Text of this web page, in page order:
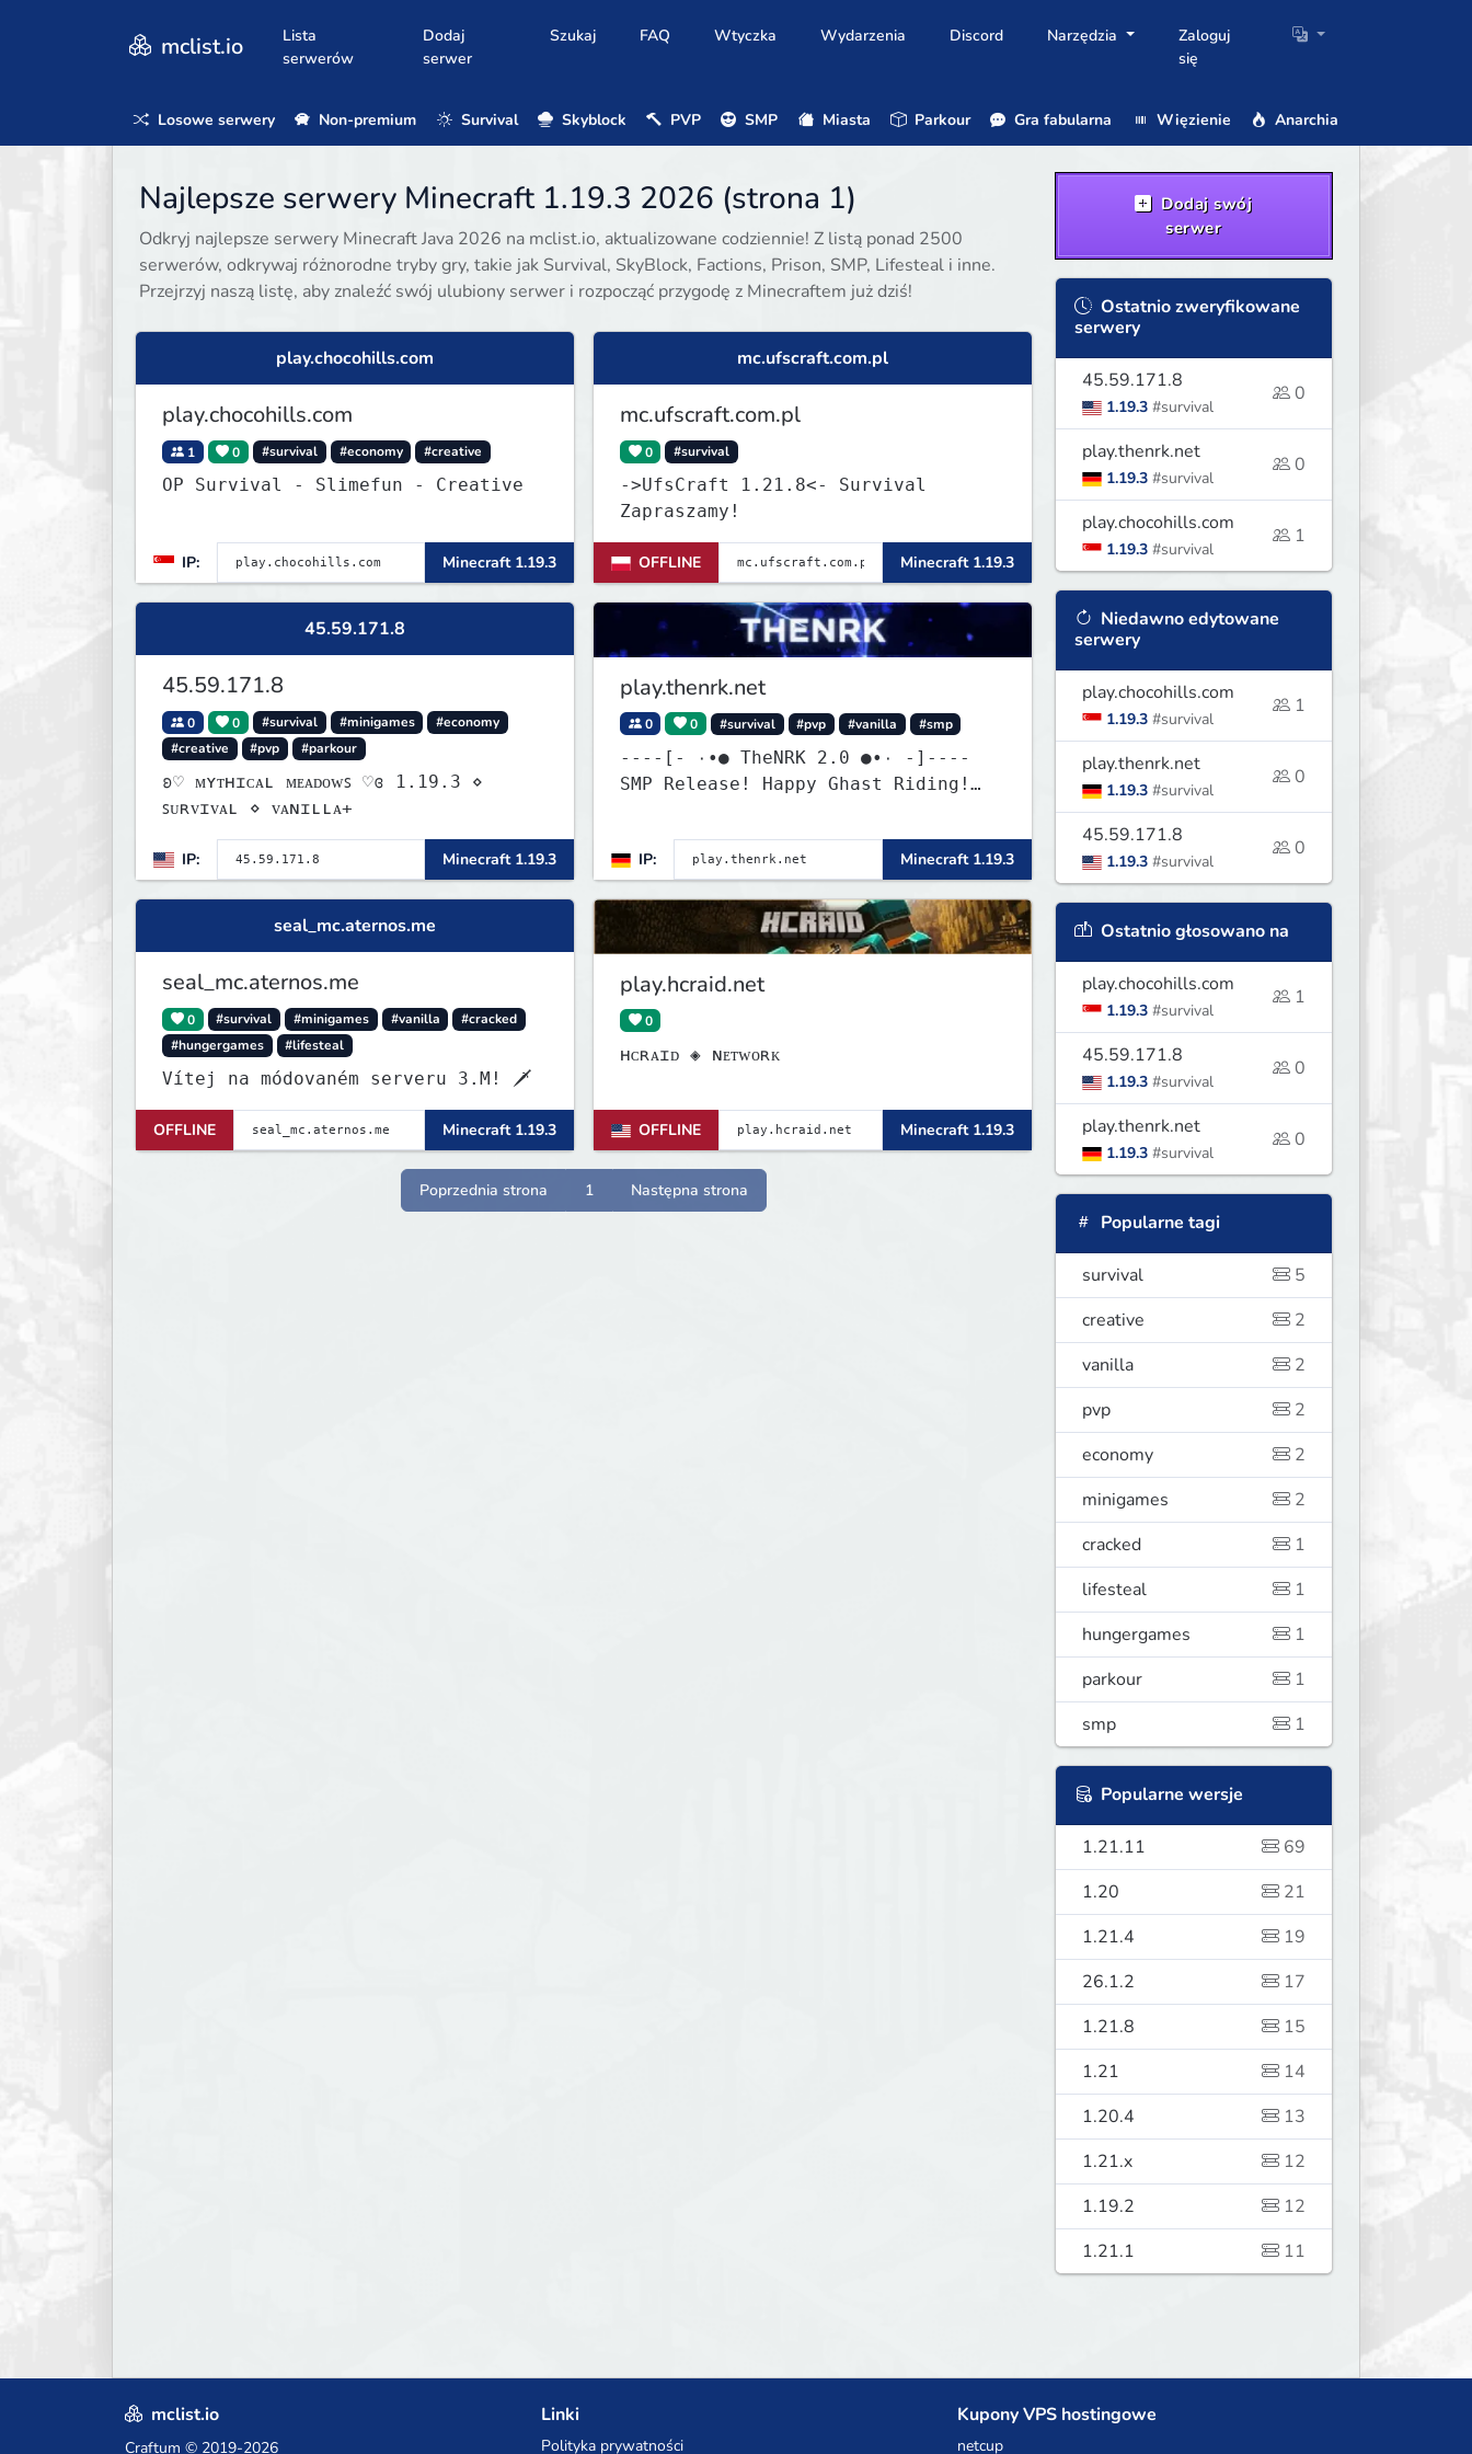
mclist.io
Lista
serwerów
Dodaj
serwer
Szukaj FAQ Wtyczka Wydarzenia Discord Narzędzia
Zaloguj
się
Losowe serwery Non-premium Survival Skyblock PVP SMP Miasta Parkour Gra fabularna Więzienie Anarchia
Najlepsze serwery Minecraft 1.19.3 2026 (strona 1)
Odkryj najlepsze serwery Minecraft Java 2026 na mclist.io, aktualizowane codziennie! Z listą ponad 2500
serwerów, odkrywaj różnorodne tryby gry, takie jak Survival, SkyBlock, Factions, Prison, SMP, Lifesteal i inne.
Przejrzyj naszą listę, aby znaleźć swój ulubiony serwer i rozpocząć przygodę z Minecraftem już dziś!
play.chocohills.com
play.chocohills.com
1 0 #survival #economy #creative
OP Survival - Slimefun - Creative
IP: Minecraft 1.19.3
mc.ufscraft.com.pl
mc.ufscraft.com.pl
0 #survival
->UfsCraft 1.21.8<- Survival
Zapraszamy!
OFFLINE Minecraft 1.19.3
45.59.171.8
45.59.171.8
0 0 #survival #minigames
#economy
#creative
#pvp #parkour
ʚ♡ ᴍʏᴛʜɪᴄᴀʟ ᴍᴇᴀᴅᴏᴡꜱ ♡ɞ 1.19.3 ⋄
ꜱᴜʀᴠɪᴠᴀʟ ⋄ ᴠᴀɴɪʟʟᴀ+
IP: Minecraft 1.19.3
play.thenrk.net
0 0 #survival #pvp #vanilla #smp
----[- ۰•● TheNRK 2.0 ●•۰ -]----
SMP Release! Happy Ghast Riding!
IP: Minecraft 1.19.3
seal_mc.aternos.me
seal_mc.aternos.me
0 #survival #minigames #vanilla
#cracked
#hungergames
#lifesteal
Vítej na módovaném serveru 3.M! 🗡
OFFLINE Minecraft 1.19.3
play.hcraid.net
0
ʜᴄʀᴀɪᴅ ◈ ɴᴇᴛᴡᴏʀᴋ
OFFLINE Minecraft 1.19.3
Poprzednia strona 1 Następna strona
Dodaj swój
serwer
Ostatnio zweryfikowane
serwery
45.59.171.8
1.19.3 #survival
0
play.thenrk.net
1.19.3 #survival
0
play.chocohills.com
1.19.3 #survival
1
Niedawno edytowane
serwery
play.chocohills.com
1.19.3 #survival
1
play.thenrk.net
1.19.3 #survival
0
45.59.171.8
1.19.3 #survival
0
Ostatnio głosowano na
play.chocohills.com
1.19.3 #survival
1
45.59.171.8
1.19.3 #survival
0
play.thenrk.net
1.19.3 #survival
0
Popularne tagi
survival
5
creative
2
vanilla
2
pvp
2
economy
2
minigames
2
cracked
1
lifesteal
1
hungergames
1
parkour
1
smp
1
Popularne wersje
1.21.11
69
1.20
21
1.21.4
19
26.1.2
17
1.21.8
15
1.21
14
1.20.4
13
1.21.x
12
1.19.2
12
1.21.1
11
mclist.io
Craftum © 2019-2026
Linki
Polityka prywatności
Kupony VPS hostingowe
netcup